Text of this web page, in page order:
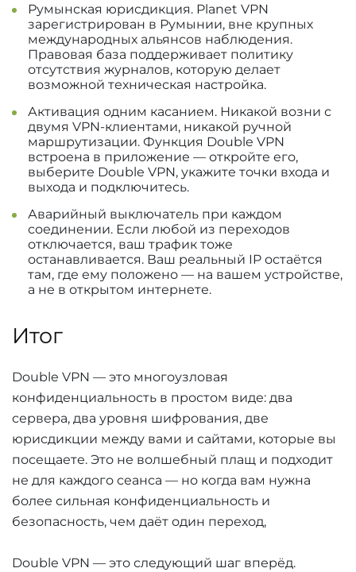
Румынская юрисдикция. Planet VPN
зарегистрирован в Румынии, вне крупных
международных альянсов наблюдения.
Правовая база поддерживает политику
отсутствия журналов, которую делает
возможной техническая настройка.
Активация одним касанием. Никакой возни с
двумя VPN-клиентами, никакой ручной
маршрутизации. Функция Double VPN
встроена в приложение — откройте его,
выберите Double VPN, укажите точки входа и
выхода и подключитесь.
Аварийный выключатель при каждом
соединении. Если любой из переходов
отключается, ваш трафик тоже
останавливается. Ваш реальный IP остаётся
там, где ему положено — на вашем устройстве,
а не в открытом интернете.
Итог
Double VPN — это многоузловая
конфиденциальность в простом виде: два
сервера, два уровня шифрования, две
юрисдикции между вами и сайтами, которые вы
посещаете. Это не волшебный плащ и подходит
не для каждого сеанса — но когда вам нужна
более сильная конфиденциальность и
безопасность, чем даёт один переход,
Double VPN — это следующий шаг вперёд.